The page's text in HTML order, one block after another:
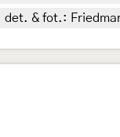
& fot.: